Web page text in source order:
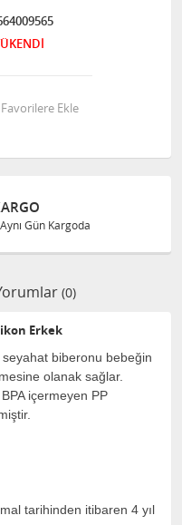
Favorilere Ekle
Gün Kargoda
(0)
Erkek
biberonu bebeğin
olanak sağlar.
içermeyen PP
tarihinden itibaren 4 yıl